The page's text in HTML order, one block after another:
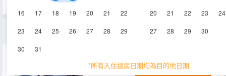
16 17 18 19 20 21 22
23 24 25 26 27 28 29
30 31
20 21 22 23 24
27 28 29 30
*所有入住退房日期均為目的地日期
55㎡ 6-7層 空調